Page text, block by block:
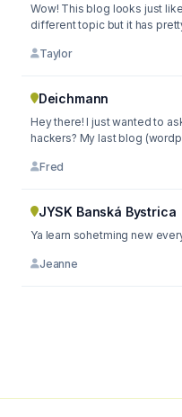
Wow! This blog looks just
different topic but it has
Taylor
Deichmann
Hey there! I just wanted to ask if you ever
hackers? My last blog
Fred
JYSK Banská Bystrica
Ya learn sohetming new
Jeanne